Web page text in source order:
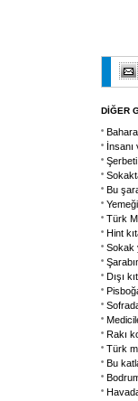
DİĞER
İnsanı
Bu
Türk
Hint
Sokak
Dışı
Rakı
Türk
Bu